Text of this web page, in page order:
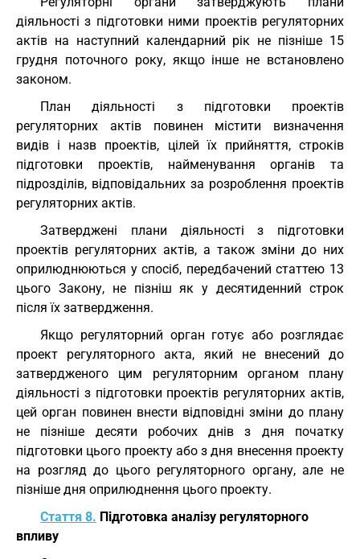
діяльності з підготовки ними проектів регуляторних
актів на наступний календарний рік не пізніше 15
грудня поточного року, якщо інше не встановлено
законом.
План діяльності з підготовки проектів
регуляторних актів повинен містити визначення
видів і назв проектів, цілей їх прийняття, строків
підготовки проектів, найменування органів та
підрозділів, відповідальних за розроблення проектів
регуляторних актів.
Затверджені плани діяльності з підготовки
проектів регуляторних актів, а також зміни до них
оприлюднюються у спосіб, передбачений статтею 13
цього Закону, не пізніш як у десятиденний строк
після їх затвердження.
Якщо регуляторний орган готує або розглядає
проект регуляторного акта, який не внесений до
затвердженого цим регуляторним органом плану
діяльності з підготовки проектів регуляторних актів,
цей орган повинен внести відповідні зміни до плану
не пізніше десяти робочих днів з дня початку
підготовки цього проекту або з дня внесення проекту
на розгляд до цього регуляторного органу, але не
пізніше дня оприлюднення цього проекту.
Стаття 8. Підготовка аналізу регуляторного
впливу